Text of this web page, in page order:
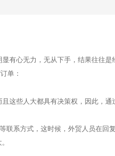
有心无力，无从下手，结果往往是
单：
这些人大都具有决策权，因此，通
联系方式，这时候，外贸人员在回